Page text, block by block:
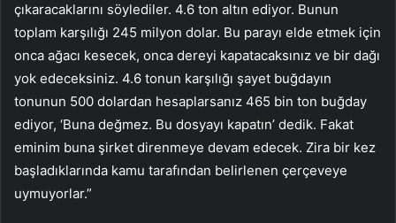
çıkaracaklarını söylediler. 4.6 ton altın ediyor. Bunun
toplam karşılığı 245 milyon dolar. Bu parayı elde etmek için
onca ağacı kesecek, onca dereyi kapatacaksınız ve bir dağı
yok edeceksiniz. 4.6 tonun karşılığı şayet buğdayın
tonunun 500 dolardan hesaplarsanız 465 bin ton buğday
ediyor, ‘Buna değmez. Bu dosyayı kapatın’ dedik. Fakat
eminim buna şirket direnmeye devam edecek. Zira bir kez
başladıklarında kamu tarafından belirlenen çerçeveye
uymuyorlar.”